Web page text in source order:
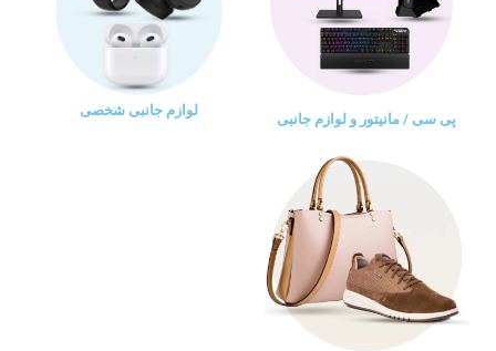
پی سی / مانیتور و لوازم جانبی
لوازم جانبی شخصی